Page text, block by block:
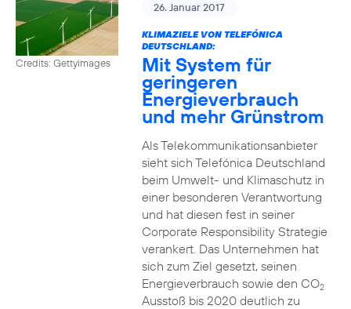
Credits: Gettyimages
26. Januar 2017
KLIMAZIELE VON TELEFÓNICA
DEUTSCHLAND:
Mit System für
geringeren
Energieverbrauch
und mehr Grünstrom
Als Telekommunikationsanbieter
sieht sich Telefónica Deutschland
beim Umwelt- und Klimaschutz in
einer besonderen Verantwortung
und hat diesen fest in seiner
Corporate Responsibility Strategie
verankert. Das Unternehmen hat
sich zum Ziel gesetzt, seinen
Energieverbrauch sowie den CO2
Ausstoß bis 2020 deutlich zu